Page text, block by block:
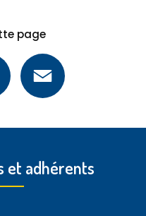
page
et adhérents